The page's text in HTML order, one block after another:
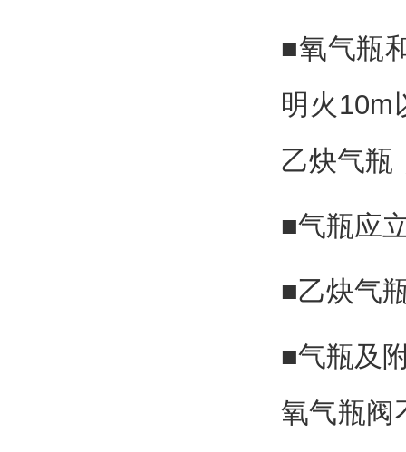
■氧气瓶
明火10m
乙炔气瓶
■气瓶应
■乙炔气
■气瓶及
氧气瓶阀